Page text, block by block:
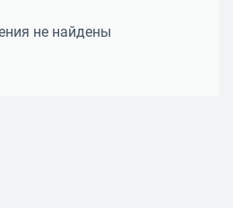
не найдены